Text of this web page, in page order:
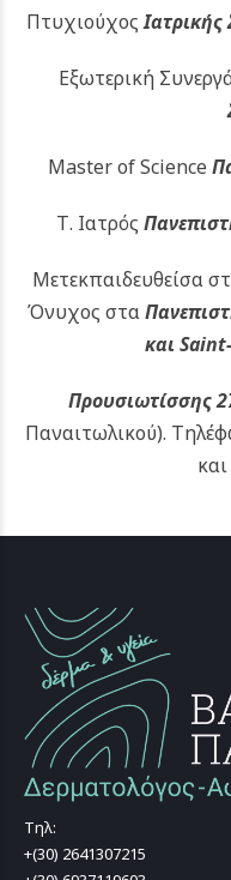
Πτυχιούχος
Εξωτερική
Master of Science
Τ. Ιατρός
Μετεκπαιδευθείσα
Όνυχος στα
και
Προυσιωτίσσης
Παναιτωλικού).
και
Τηλ:
+(30) 2641307215